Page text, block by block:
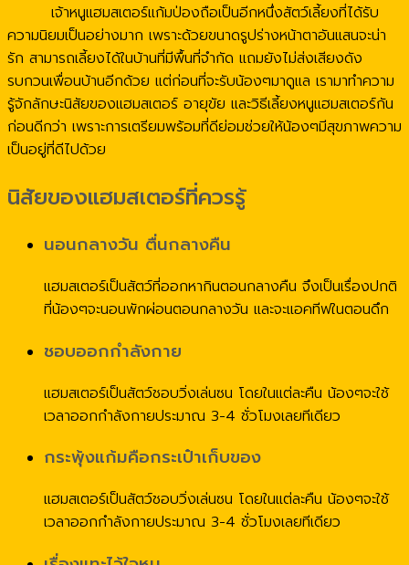
เจ้าหนูแฮมสเตอร์แก้มป่องถือเป็นอีกหนึ่งสัตว์เลี้ยงที่ได้รับ
ความนิยมเป็นอย่างมาก เพราะด้วยขนาดรูปร่างหน้าตาอันแสนจะน่า
รัก สามารถเลี้ยงได้ในบ้านที่มีพื้นที่จำกัด แถมยังไม่ส่งเสียงดัง
รบกวนเพื่อนบ้านอีกด้วย แต่ก่อนที่จะรับน้องๆมาดูแล เรามาทำความ
รู้จักลักษะนิสัยของแฮมสเตอร์ อายุขัย และวิธีเลี้ยงหนูแฮมสเตอร์กัน
ก่อนดีกว่า เพราะการเตรียมพร้อมที่ดีย่อมช่วยให้น้องๆมีสุขภาพความ
เป็นอยู่ที่ดีไปด้วย
นิสัยของแฮมสเตอร์ที่ควรรู้
นอนกลางวัน ตื่นกลางคืน
แฮมสเตอร์เป็นสัตว์ที่ออกหากินตอนกลางคืน จึงเป็นเรื่องปกติ
ที่น้องๆจะนอนพักผ่อนตอนกลางวัน และจะแอคทีฟในตอนดึก
ชอบออกกำลังกาย
แฮมสเตอร์เป็นสัตว์ชอบวิ่งเล่นซน โดยในแต่ละคืน น้องๆจะใช้
เวลาออกกำลังกายประมาณ 3-4 ชั่วโมงเลยทีเดียว
กระพุ้งแก้มคือกระเป๋าเก็บของ
แฮมสเตอร์เป็นสัตว์ชอบวิ่งเล่นซน โดยในแต่ละคืน น้องๆจะใช้
เวลาออกกำลังกายประมาณ 3-4 ชั่วโมงเลยทีเดียว